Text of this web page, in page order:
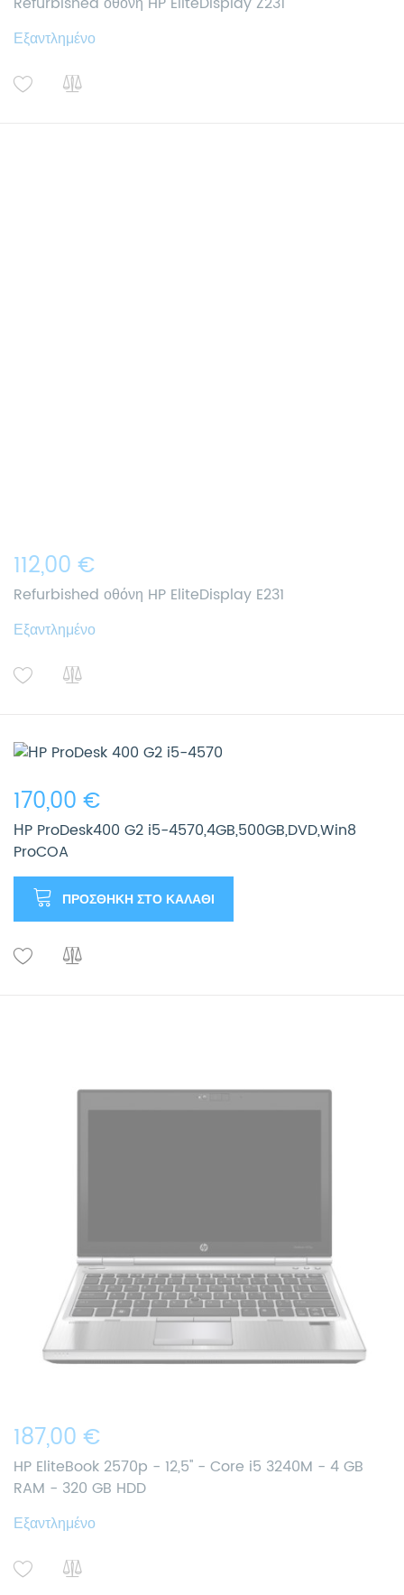
Εξαντλημένο
112,00 €
Refurbished οθόνη HP EliteDisplay E231
Εξαντλημένο
170,00 €
ΗP ProDesk400 G2 i5-4570,4GB,500GB,DVD,Win8
ProCOA
ΠΡΟΣΘΉΚΗ ΣΤΟ ΚΑΛΆΘΙ
187,00 €
HP EliteBook 2570p - 12,5'' - Core i5 3240M - 4 GB
RAM - 320 GB HDD
Εξαντλημένο